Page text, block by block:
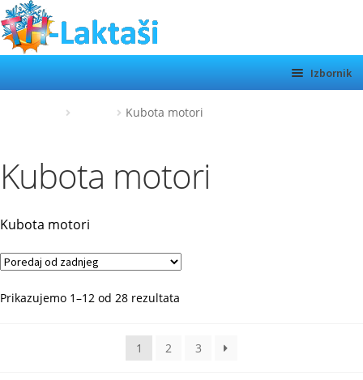
Preskoči
na
navigaciju
Skoči
do
sadržaja
Izbornik
TH LAKTAŠI
SHOP
KONTAKT
Kubota motori
Kubota motori
Kubota motori
Prikazujemo 1–12 od 28 rezultata
1
2 3